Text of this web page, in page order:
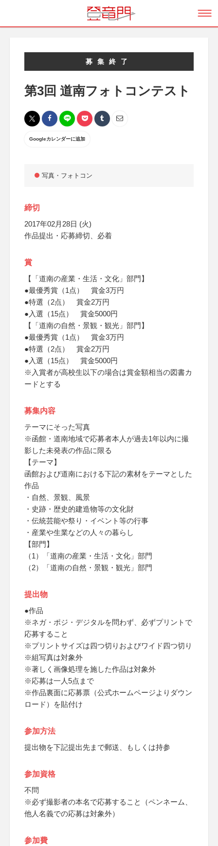
募集終了
第3回 道南フォトコンテスト
Googleカレンダーに追加
写真・フォトコン
締切
2017年02月28日 (火)
作品提出・応募締切、必着
賞
【「道南の産業・生活・文化」部門】
●最優秀賞（1点） 賞金3万円
●特選（2点） 賞金2万円
●入選（15点） 賞金5000円
【「道南の自然・景観・観光」部門】
●最優秀賞（1点） 賞金3万円
●特選（2点） 賞金2万円
●入選（15点） 賞金5000円
※入賞者が高校生以下の場合は賞金額相当の図書カ
ードとする
募集内容
テーマにそった写真
※函館・道南地域で応募者本人が過去1年以内に撮
影した未発表の作品に限る
【テーマ】
函館および道南における下記の素材をテーマとした
作品
・自然、景観、風景
・史跡・歴史的建造物等の文化財
・伝統芸能や祭り・イベント等の行事
・産業や生業などの人々の暮らし
【部門】
（1）「道南の産業・生活・文化」部門
（2）「道南の自然・景観・観光」部門
提出物
●作品
※ネガ・ポジ・デジタルを問わず、必ずプリントで
応募すること
※プリントサイズは四つ切りおよびワイド四つ切り
※組写真は対象外
※著しく画像処理を施した作品は対象外
※応募は一人5点まで
※作品裏面に応募票（公式ホームページよりダウン
ロード）を貼付け
参加方法
提出物を下記提出先まで郵送、もしくは持参
参加資格
不問
※必ず撮影者の本名で応募すること（ペンネーム、
他人名義での応募は対象外）
参加費